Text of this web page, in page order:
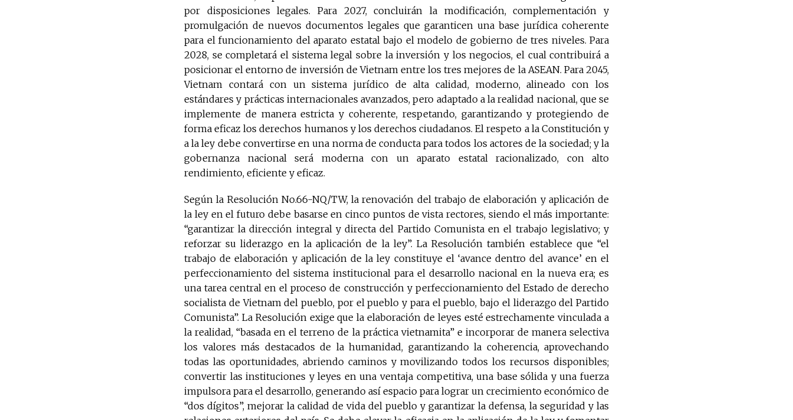
por disposiciones legales. Para 2027, concluirán la modificación, complementación y
promulgación de nuevos documentos legales que garanticen una base jurídica coherente
para el funcionamiento del aparato estatal bajo el modelo de gobierno de tres niveles. Para
2028, se completará el sistema legal sobre la inversión y los negocios, el cual contribuirá a
posicionar el entorno de inversión de Vietnam entre los tres mejores de la ASEAN. Para 2045,
Vietnam contará con un sistema jurídico de alta calidad, moderno, alineado con los
estándares y prácticas internacionales avanzados, pero adaptado a la realidad nacional, que se
implemente de manera estricta y coherente, respetando, garantizando y protegiendo de
forma eficaz los derechos humanos y los derechos ciudadanos. El respeto a la Constitución y
a la ley debe convertirse en una norma de conducta para todos los actores de la sociedad; y la
gobernanza nacional será moderna con un aparato estatal racionalizado, con alto
rendimiento, eficiente y eficaz.
Según la Resolución No.66-NQ/TW, la renovación del trabajo de elaboración y aplicación de
la ley en el futuro debe basarse en cinco puntos de vista rectores, siendo el más importante:
“garantizar la dirección integral y directa del Partido Comunista en el trabajo legislativo; y
reforzar su liderazgo en la aplicación de la ley”. La Resolución también establece que “el
trabajo de elaboración y aplicación de la ley constituye el ‘avance dentro del avance’ en el
perfeccionamiento del sistema institucional para el desarrollo nacional en la nueva era; es
una tarea central en el proceso de construcción y perfeccionamiento del Estado de derecho
socialista de Vietnam del pueblo, por el pueblo y para el pueblo, bajo el liderazgo del Partido
Comunista”. La Resolución exige que la elaboración de leyes esté estrechamente vinculada a
la realidad, “basada en el terreno de la práctica vietnamita” e incorporar de manera selectiva
los valores más destacados de la humanidad, garantizando la coherencia, aprovechando
todas las oportunidades, abriendo caminos y movilizando todos los recursos disponibles;
convertir las instituciones y leyes en una ventaja competitiva, una base sólida y una fuerza
impulsora para el desarrollo, generando así espacio para lograr un crecimiento económico de
“dos dígitos”, mejorar la calidad de vida del pueblo y garantizar la defensa, la seguridad y las